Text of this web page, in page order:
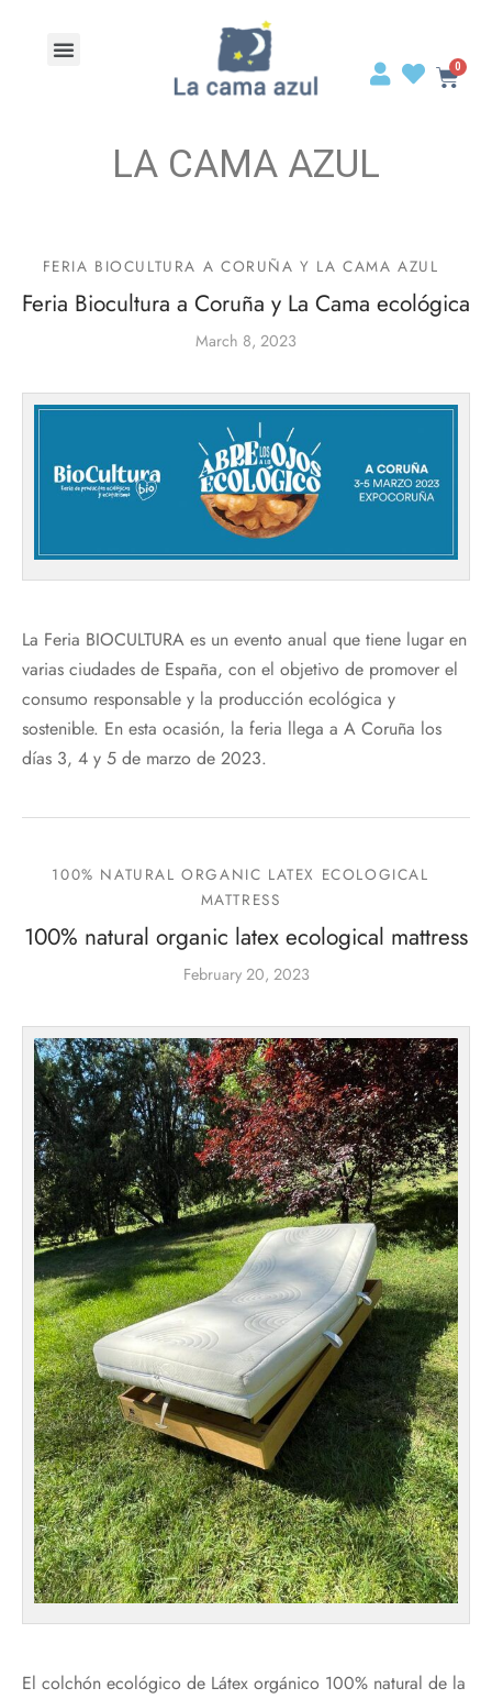
LA CAMA AZUL
FERIA BIOCULTURA A CORUÑA Y LA CAMA AZUL
Feria Biocultura a Coruña y La Cama ecológica
March 8, 2023
La Feria BIOCULTURA es un evento anual que tiene lugar en
varias ciudades de España, con el objetivo de promover el
consumo responsable y la producción ecológica y
sostenible. En esta ocasión, la feria llega a A Coruña los
días 3, 4 y 5 de marzo de 2023.
100% NATURAL ORGANIC LATEX ECOLOGICAL
MATTRESS
100% natural organic latex ecological mattress
February 20, 2023
El colchón ecológico de Látex orgánico 100% natural de la